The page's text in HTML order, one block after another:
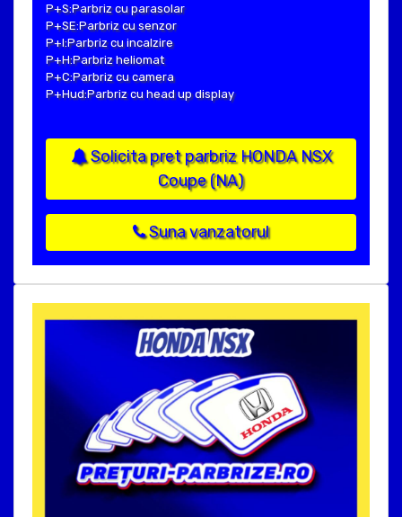
P+S:Parbriz cu parasolar
P+SE:Parbriz cu senzor
P+I:Parbriz cu incalzire
P+H:Parbriz heliomat
P+C:Parbriz cu camera
P+Hud:Parbriz cu head up display
Solicita pret parbriz HONDA NSX
Coupe (NA)
Suna vanzatorul